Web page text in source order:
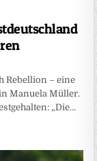
Rebellion – eine
Manuela Müller.
„Die…